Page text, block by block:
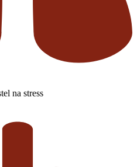
na stress